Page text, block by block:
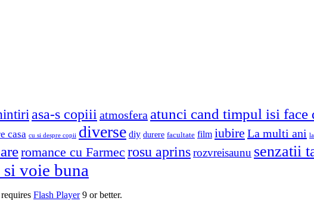
asa-s copiii atmosfera atunci cand timpul isi face
casa cu si despre copii diverse diy durere facultate film iubire La multi ani
romance cu Farmec rosu aprinsrozvreisaunu senzatii
si voie buna
requires Flash Player9 or better.